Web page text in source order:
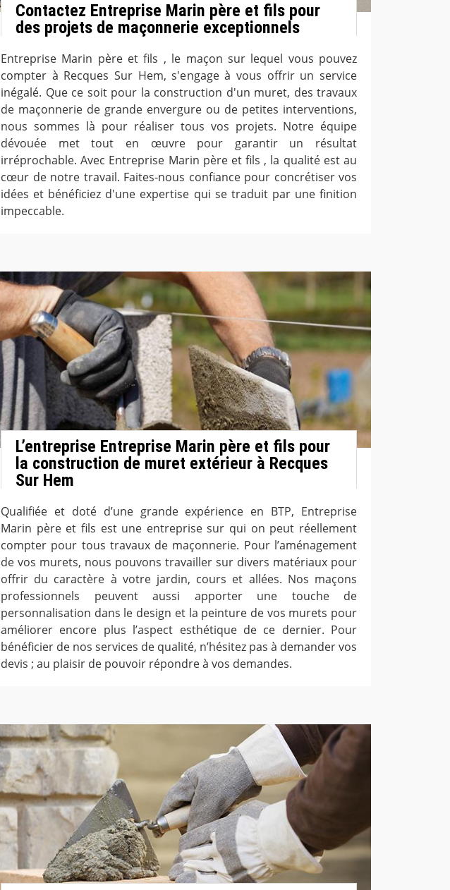
Contactez Entreprise Marin père et fils pour
des projets de maçonnerie exceptionnels
Entreprise Marin père et fils , le maçon sur lequel vous pouvez
compter à Recques Sur Hem, s'engage à vous offrir un service
inégalé. Que ce soit pour la construction d'un muret, des travaux
de maçonnerie de grande envergure ou de petites interventions,
nous sommes là pour réaliser tous vos projets. Notre équipe
dévouée met tout en œuvre pour garantir un résultat
irréprochable. Avec Entreprise Marin père et fils , la qualité est au
cœur de notre travail. Faites-nous confiance pour concrétiser vos
idées et bénéficiez d'une expertise qui se traduit par une finition
impeccable.
L’entreprise Entreprise Marin père et fils pour
la construction de muret extérieur à Recques
Sur Hem
Qualifiée et doté d’une grande expérience en BTP, Entreprise
Marin père et fils est une entreprise sur qui on peut réellement
compter pour tous travaux de maçonnerie. Pour l’aménagement
de vos murets, nous pouvons travailler sur divers matériaux pour
offrir du caractère à votre jardin, cours et allées. Nos maçons
professionnels peuvent aussi apporter une touche de
personnalisation dans le design et la peinture de vos murets pour
améliorer encore plus l’aspect esthétique de ce dernier. Pour
bénéficier de nos services de qualité, n’hésitez pas à demander vos
devis ; au plaisir de pouvoir répondre à vos demandes.